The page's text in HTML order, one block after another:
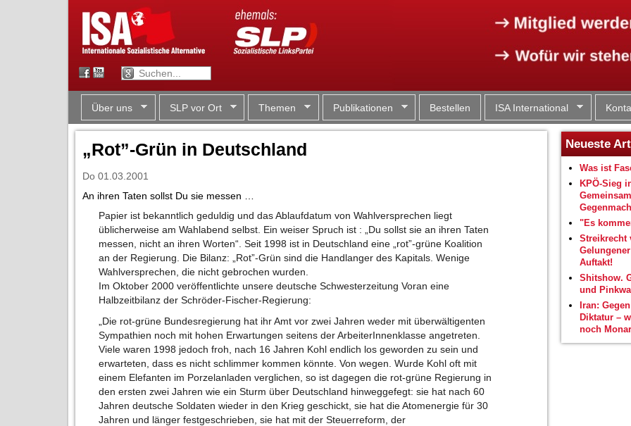
Über uns SLP vor Ort Themen Publikationen Bestellen ISA International
„Rot”-Grün in Deutschland
Do 01.03.2001
An ihren Taten sollst Du sie messen …
Papier ist bekanntlich geduldig und das Ablaufdatum von Wahlversprechen liegt
üblicherweise am Wahlabend selbst. Ein weiser Spruch ist : „Du sollst sie an ihren Taten
messen, nicht an ihren Worten“. Seit 1998 ist in Deutschland eine „rot”-grüne Koalition
an der Regierung. Die Bilanz: „Rot”-Grün sind die Handlanger des Kapitals. Wenige
Wahlversprechen, die nicht gebrochen wurden.
Im Oktober 2000 veröffentlichte unsere deutsche Schwesterzeitung Voran eine
Halbzeitbilanz der Schröder-Fischer-Regierung:
„Die rot-grüne Bundesregierung hat ihr Amt vor zwei Jahren weder mit überwältigenten
Sympathien noch mit hohen Erwartungen seitens der ArbeiterInnenklasse angetreten.
Viele waren 1998 jedoch froh, nach 16 Jahren Kohl endlich los geworden zu sein und
erwarteten, dass es nicht schlimmer kommen könnte. Von wegen. Wurde Kohl oft mit
einem Elefanten im Porzelanladen verglichen, so ist dagegen die rot-grüne Regierung in
den ersten zwei Jahren wie ein Sturm über Deutschland hinweggefegt: sie hat nach 60
Jahren deutsche Soldaten wieder in den Krieg geschickt, sie hat die Atomenergie für 30
Jahren und länger festgeschrieben, sie hat mit der Steuerreform, der
Neueste
Was ist
KPÖ-Sieg
"Es
Streikrecht
Auftakt!
Shitshow.
und
Iran:
Diktatur –
noch